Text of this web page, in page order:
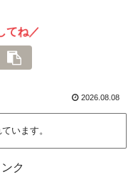
てね／
2026.08.08
います。
ク